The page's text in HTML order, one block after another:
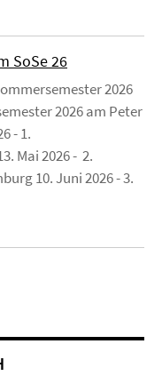
SoSe 26
2026
2026 am Peter
- 1.
Mai 2026 - 2.
10. Juni 2026 - 3.